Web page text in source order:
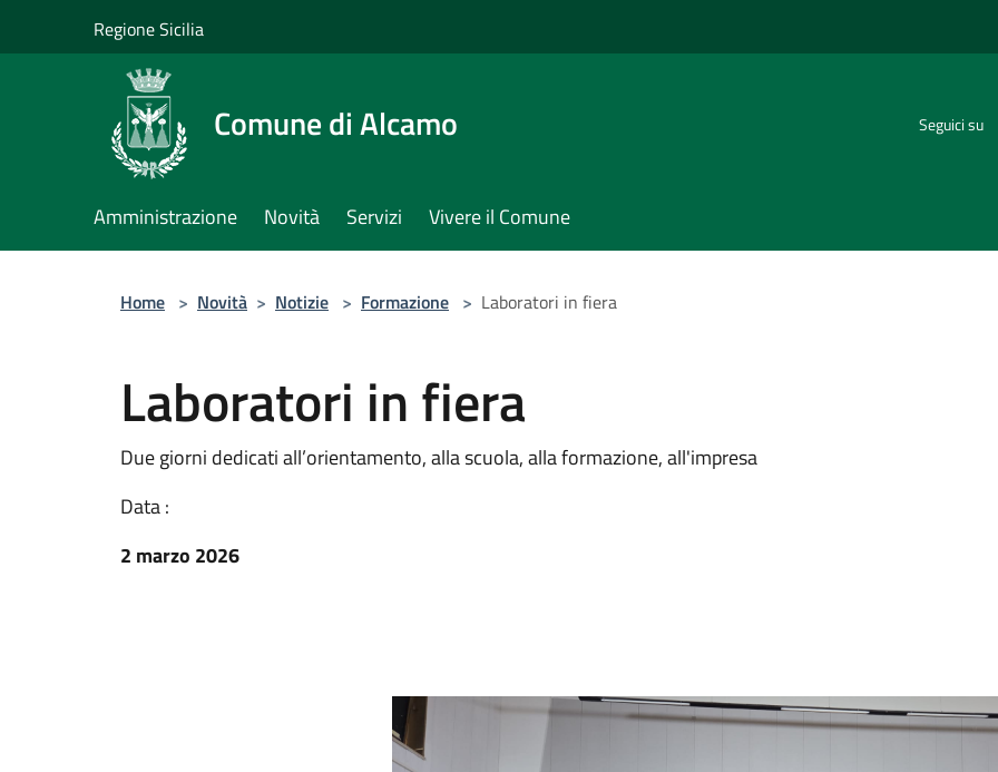
Regione Sicilia
Comune di Alcamo Seguici su
Amministrazione Novità Servizi Vivere il Comune
Home > Novità > Notizie > Formazione > Laboratori in fiera
Laboratori in fiera
Due giorni dedicati all’orientamento, alla scuola, alla formazione, all'impresa
Data :
2 marzo 2026